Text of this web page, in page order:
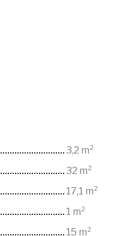
3,2 m²
32 m²
17,1 m²
1 m²
15 m²